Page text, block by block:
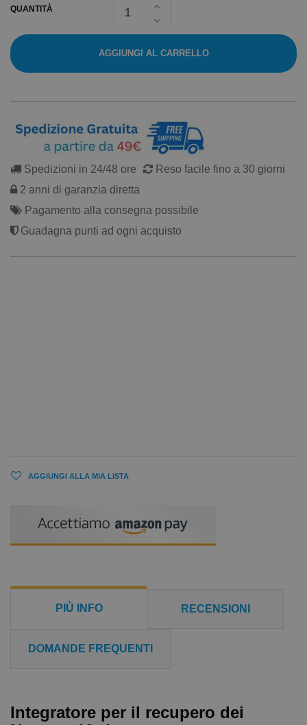
QUANTITÀ
AGGIUNGI AL CARRELLO
Spedizioni in 24/48 ore
Reso facile fino a 30 giorni
2 anni di garanzia diretta
Pagamento alla consegna possibile
Guadagna punti ad ogni acquisto
AGGIUNGI ALLA MIA LISTA
PIÙ INFO RECENSIONI
DOMANDE FREQUENTI
Integratore per il recupero dei